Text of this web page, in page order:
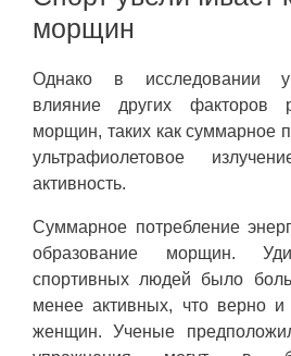
морщин
Однако в исследовании
влияние других факторов
морщин, таких как суммарное
ультрафиолетовое
активность.
Суммарное потребление
образование морщин.
спортивных людей было
менее активных, что верно
женщин. Ученые